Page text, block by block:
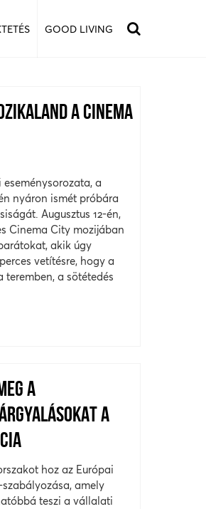
GOOD LIVING
A CINEMA
a
nyáron ismét próbára
Augusztus 12-én,
Cinema City mozijában
akik úgy
vetítésre, hogy a
a sötétedés
A
A
hoz az Európai
amely
teszi a vállalati